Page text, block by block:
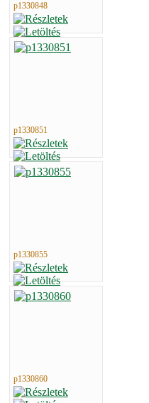
p1330848
p1330851
p1330855
p1330860